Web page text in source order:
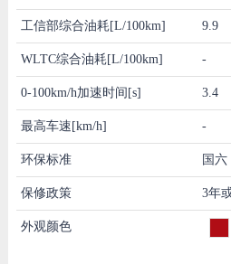
工信部综合油耗[L/100km] 9.9
WLTC综合油耗[L/100km] -
0-100km/h加速时间[s] 3.4
最高车速[km/h] -
环保标准 国六
保修政策 3年
外观颜色